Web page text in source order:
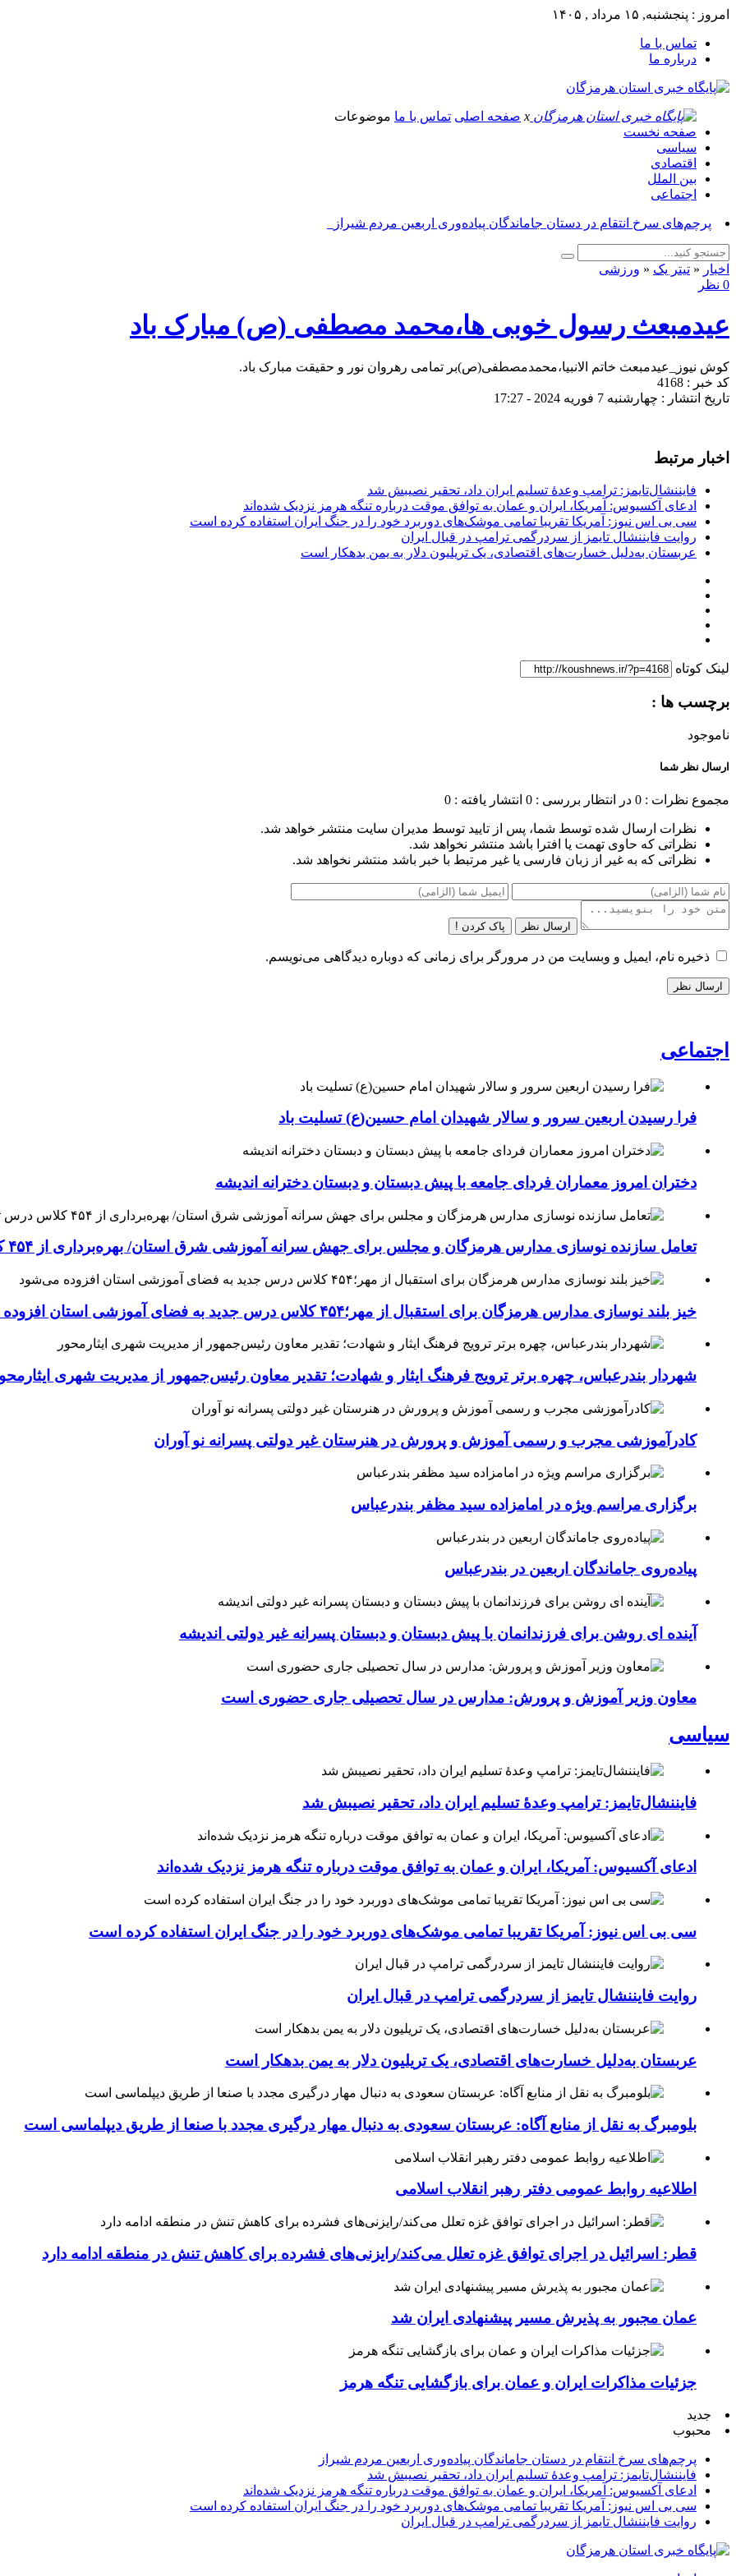
امروز : پنجشنبه, ۱۵ مرداد , ۱۴۰۵
تماس با ما
درباره ما
x صفحه اصلی تماس با ما موضوعات
صفحه نخست
سیاسی
اقتصادی
بین الملل
اجتماعی
پرچم‌های سرخ انتقام در دستان جاماندگان پیاده‌وری اربعین مردم شیراز_
اخبار « تیتر یک « ورزشی
0 نظر
عیدمبعث رسول خوبی ها،محمد مصطفی (ص) مبارک باد
کوش نیوز_عیدمبعث خاتم الانبیا،محمدمصطفی(ص)بر تمامی رهروان نور و حقیقت مبارک باد.
کد خبر : 4168
تاریخ انتشار : چهارشنبه 7 فوریه 2024 - 17:27
اخبار مرتبط
فایننشال‌تایمز: ترامپ وعدۀ تسلیم ایران داد، تحقیر نصیبش شد
ادعای آکسیوس: آمریکا، ایران و عمان به توافق موقت درباره تنگه هرمز نزدیک شده‌اند
سی بی اس نیوز: آمریکا تقریبا تمامی موشک‌های دوربرد خود را در جنگ ایران استفاده کرده است
روایت فایننشال تایمز از سردرگمی ترامپ در قبال ایران
عربستان به‌دلیل خسارت‌های اقتصادی، یک تریلیون دلار به یمن بدهکار است
لینک کوتاه
برچسب ها :
ناموجود
ارسال نظر شما
مجموع نظرات : 0 در انتظار بررسی : 0 انتشار یافته : 0
نظرات ارسال شده توسط شما، پس از تایید توسط مدیران سایت منتشر خواهد شد.
نظراتی که حاوی تهمت یا افترا باشد منتشر نخواهد شد.
نظراتی که به غیر از زبان فارسی یا غیر مرتبط با خبر باشد منتشر نخواهد شد.
ارسال نظر پاک کردن !
ذخیره نام، ایمیل و وبسایت من در مرورگر برای زمانی که دوباره دیدگاهی می‌نویسم.
اجتماعی
فرا رسیدن اربعین سرور و سالار شهیدان امام حسین(ع) تسلیت باد
دختران امروز معماران فردای جامعه با پیش دبستان و دبستان دخترانه اندیشه
تعامل سازنده نوسازی مدارس هرمزگان و مجلس برای جهش سرانه آموزشی شرق استان/ بهره‌برداری از ۴۵۴ کلاس درس تا مهرماه
خیز بلند نوسازی مدارس هرمزگان برای استقبال از مهر؛۴۵۴ کلاس درس جدید به فضای آموزشی استان افزوده می‌شود
شهردار بندرعباس، چهره برتر ترویج فرهنگ ایثار و شهادت؛ تقدیر معاون رئیس‌جمهور از مدیریت شهری
کادرآموزشی مجرب و رسمی آموزش و پرورش در هنرستان غیر دولتی پسرانه نو آوران
برگزاری مراسم ویژه در امامزاده سید مظفر بندرعباس
پیاده‌روی جاماندگان اربعین در بندرعباس
آینده ای روشن برای فرزندانمان با پیش دبستان و دبستان پسرانه غیر دولتی اندیشه
معاون وزیر آموزش و پرورش: مدارس در سال تحصیلی جاری حضوری است
سیاسی
فایننشال‌تایمز: ترامپ وعدۀ تسلیم ایران داد، تحقیر نصیبش شد
ادعای آکسیوس: آمریکا، ایران و عمان به توافق موقت درباره تنگه هرمز نزدیک شده‌اند
سی بی اس نیوز: آمریکا تقریبا تمامی موشک‌های دوربرد خود را در جنگ ایران استفاده کرده است
روایت فایننشال تایمز از سردرگمی ترامپ در قبال ایران
عربستان به‌دلیل خسارت‌های اقتصادی، یک تریلیون دلار به یمن بدهکار است
بلومبرگ به نقل از منابع آگاه: عربستان سعودی به دنبال مهار درگیری مجدد با صنعا از طریق دیپلماسی است
اطلاعیه روابط عمومی دفتر رهبر انقلاب اسلامی
قطر: اسرائیل در اجرای توافق غزه تعلل می‌کند/رایزنی‌های فشرده برای کاهش تنش در منطقه ادامه دارد
عمان مجبور به پذیرش مسیر پیشنهادی ایران شد
جزئیات مذاکرات ایران و عمان برای بازگشایی تنگه هرمز
جدید
محبوب
پرچم‌های سرخ انتقام در دستان جاماندگان پیاده‌وری اربعین مردم شیراز
فایننشال‌تایمز: ترامپ وعدۀ تسلیم ایران داد، تحقیر نصیبش شد
ادعای آکسیوس: آمریکا، ایران و عمان به توافق موقت درباره تنگه هرمز نزدیک شده‌اند
سی بی اس نیوز: آمریکا تقریبا تمامی موشک‌های دوربرد خود را در جنگ ایران استفاده کرده است
روایت فایننشال تایمز از سردرگمی ترامپ در قبال ایران